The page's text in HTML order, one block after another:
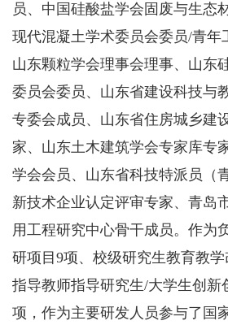
员、中国硅酸盐学会固废与生态
现代混凝土学术委员会委员/青年
山东颗粒学会理事会理事、山东
委员会委员、山东省建设科技与
专委会成员、山东省住房城乡建
家、山东土木建筑学会专家库专
学会会员、山东省科技特派员（
新技术企业认定评审专家、青岛
用工程研究中心骨干成员。作为
研项目9项、校级研究生教育教
指导教师指导研究生/大学生创新
项，作为主要研发人员参与了国